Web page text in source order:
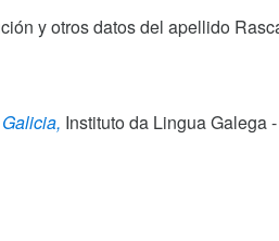
y otros datos del apellido
Instituto da Lingua Galega